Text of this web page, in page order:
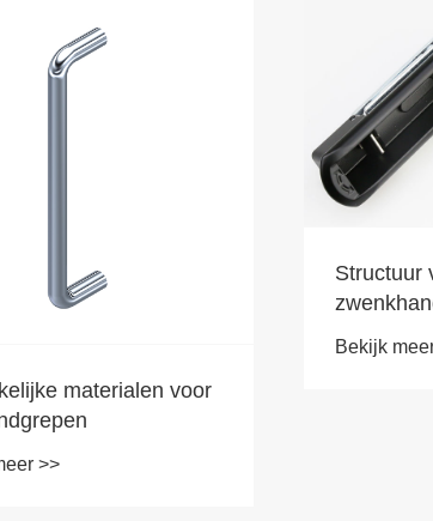
materialen voor
>>
Structuur
Bekijk